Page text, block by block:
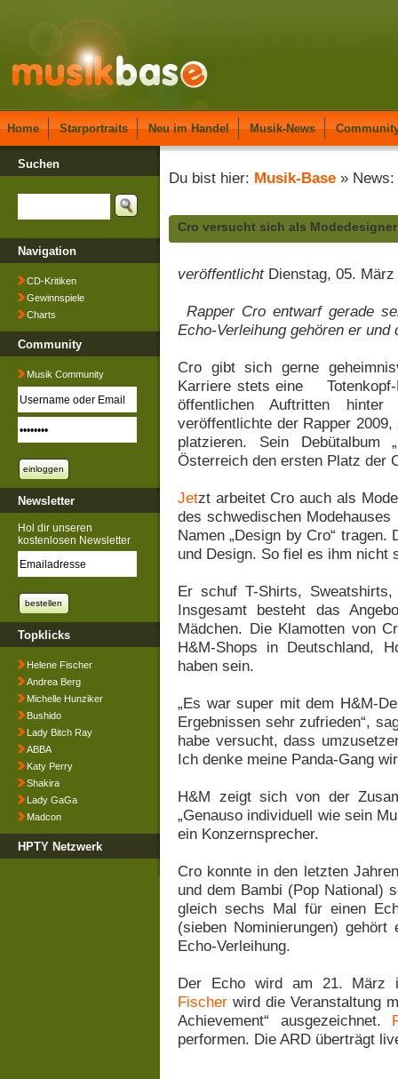
Home Starportraits Neu im Handel Musik-News
Suchen
Navigation
CD-Kritiken
Gewinnspiele
Charts
Community
Musik Community
Newsletter
Hol dir unseren
kostenlosen Newsletter
Topklicks
Helene Fischer
Andrea Berg
Michelle Hunziker
Bushido
Lady Bitch Ray
ABBA
Katy Perry
Shakira
Lady GaGa
Madcon
HPTY Netzwerk
Du bist hier: Musik-Base »
Cro versucht sich als Modedesigner
veröffentlichtDienstag, 05. März
Rapper Cro entwarf gerade
Echo-Verleihung gehören er
Cro gibt sich gerne
Karriere stets eine Totenkopf-
öffentlichen Auftritten
veröffentlichte der Rapper
platzieren. Sein Debütalbum
Österreich den ersten Platz
Jetzt arbeitet Cro auch als
des schwedischen
Namen „Design by Cro“
und Design. So fiel es ihm nicht
Er schuf T-Shirts,
Insgesamt besteht das
Mädchen. Die Klamotten von
H&M-Shops in Deutschland,
haben sein.
„Es war super mit dem H&M-
Ergebnissen sehr zufrieden“,
habe versucht, dass
Ich denke meine Panda-Gang
H&M zeigt sich von der
„Genauso individuell wie sein
ein Konzernsprecher.
Cro konnte in den letzten
und dem Bambi (Pop National)
gleich sechs Mal für einen
(sieben Nominierungen)
Echo-Verleihung.
Der Echo wird am 21. März
Fischer wird die Veranstaltung
Achievement“ ausgezeichnet.
performen. Die ARD überträgt